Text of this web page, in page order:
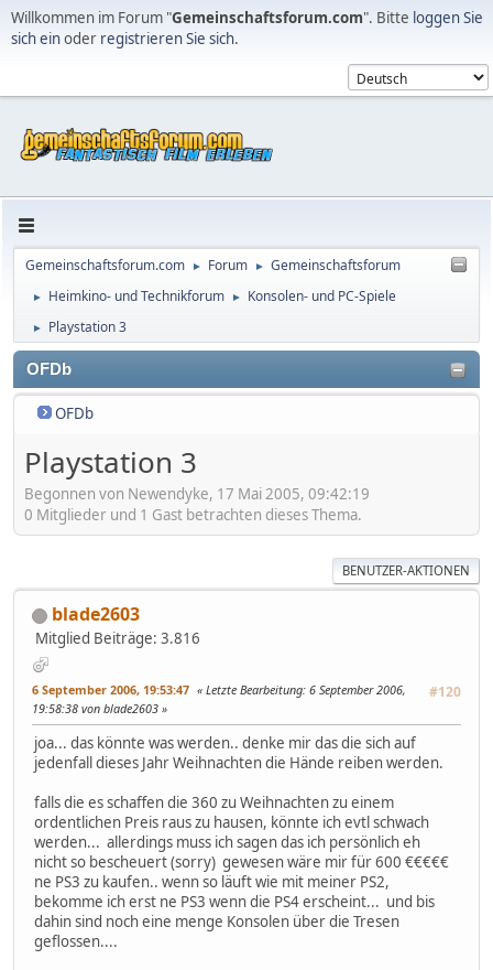
Willkommen im Forum "Gemeinschaftsforum.com". Bitte loggen Sie
sich einoder registrieren Sie sich.
Gemeinschaftsforum.com ► Forum ► Gemeinschaftsforum
► Heimkino- und Technikforum ► Konsolen- und PC-Spiele
► Playstation 3
OFDb
OFDb
Playstation 3
Begonnen von Newendyke, 17 Mai 2005, 09:42:19
0 Mitglieder und 1 Gast betrachten dieses Thema.
BENUTZER-AKTIONEN
blade2603
Mitglied Beiträge: 3.816
6 September 2006, 19:53:47 #120
Letzte Bearbeitung: 6 September 2006,
19:58:38 von blade2603
joa... das könnte was werden.. denke mir das die sich auf
jedenfall dieses Jahr Weihnachten die Hände reiben werden.
falls die es schaffen die 360 zu Weihnachten zu einem
ordentlichen Preis raus zu hausen, könnte ich evtl schwach
werden... allerdings muss ich sagen das ich persönlich eh
nicht so bescheuert (sorry) gewesen wäre mir für 600 €€€€€
ne PS3 zu kaufen.. wenn so läuft wie mit meiner PS2,
bekomme ich erst ne PS3 wenn die PS4 erscheint... und bis
dahin sind noch eine menge Konsolen über die Tresen
geflossen....